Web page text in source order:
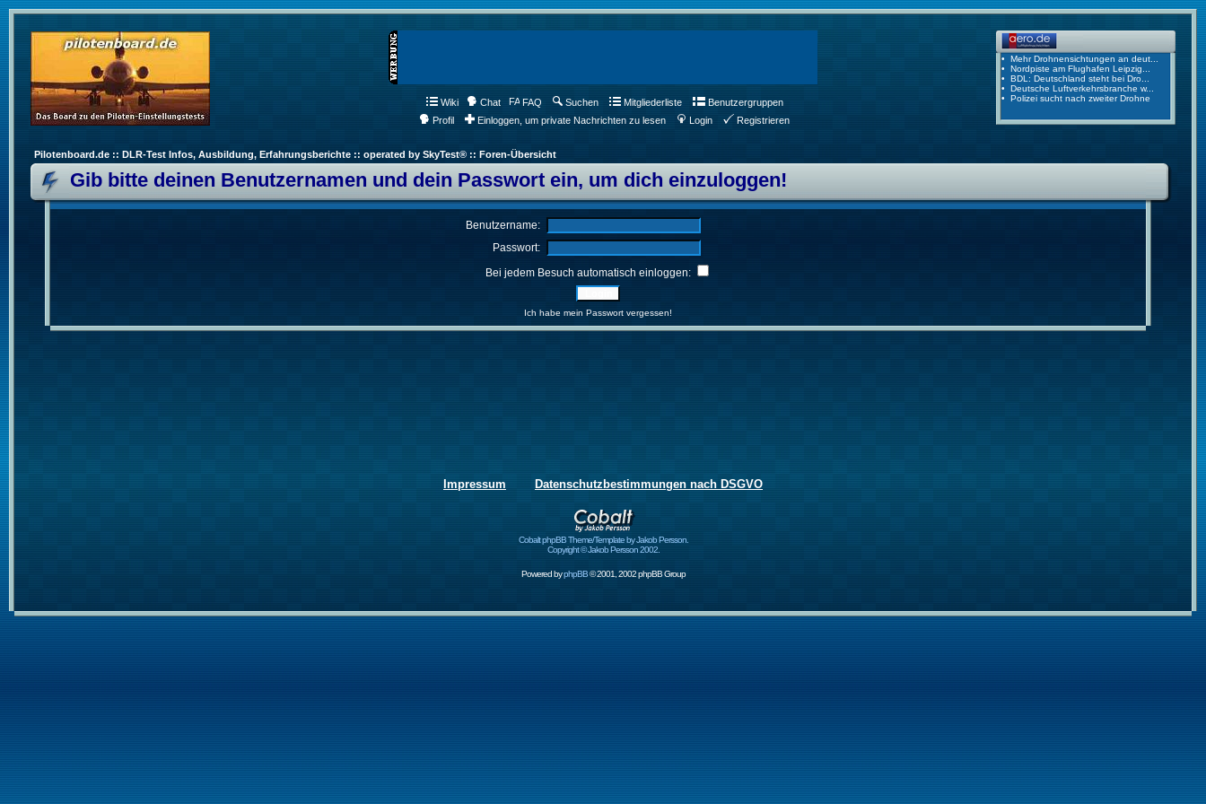
Wiki Chat FAQ Suchen Mitgliederliste
Benutzergruppen
Profil
Einloggen, um private Nachrichten zu lesen Login Registrieren
Pilotenboard.de :: DLR-Test Infos, Ausbildung, Erfahrungsberichte :: operated by SkyTest® :: Foren-Übersicht
Gib bitte deinen Benutzernamen und dein Passwort ein, um dich einzuloggen!
Benutzername:
Passwort:
Bei jedem Besuch automatisch einloggen:
Ich habe mein Passwort vergessen!
Impressum Datenschutzbestimmungen nach DSGVO
Cobalt phpBB Theme/Template by Jakob Persson.
Copyright © Jakob Persson 2002.
Powered byphpBB© 2001, 2002 phpBB Group